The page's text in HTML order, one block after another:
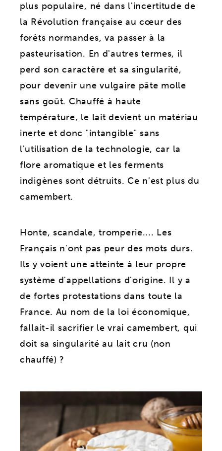
plus populaire, né dans l'incertitude de
la Révolution française au cœur des
forêts normandes, va passer à la
pasteurisation. En d'autres termes, il
perd son caractère et sa singularité,
pour devenir une vulgaire pâte molle
sans goût. Chauffé à haute
température, le lait devient un matériau
inerte et donc "intangible" sans
l'utilisation de la technologie, car la
flore aromatique et les ferments
indigènes sont détruits. Ce n'est plus du
camembert.
Honte, scandale, tromperie.... Les
Français n'ont pas peur des mots durs.
Ils y voient une atteinte à leur propre
système d'appellations d'origine. Il y a
de fortes protestations dans toute la
France. Au nom de la loi économique,
fallait-il sacrifier le vrai camembert, qui
doit sa singularité au lait cru (non
chauffé) ?